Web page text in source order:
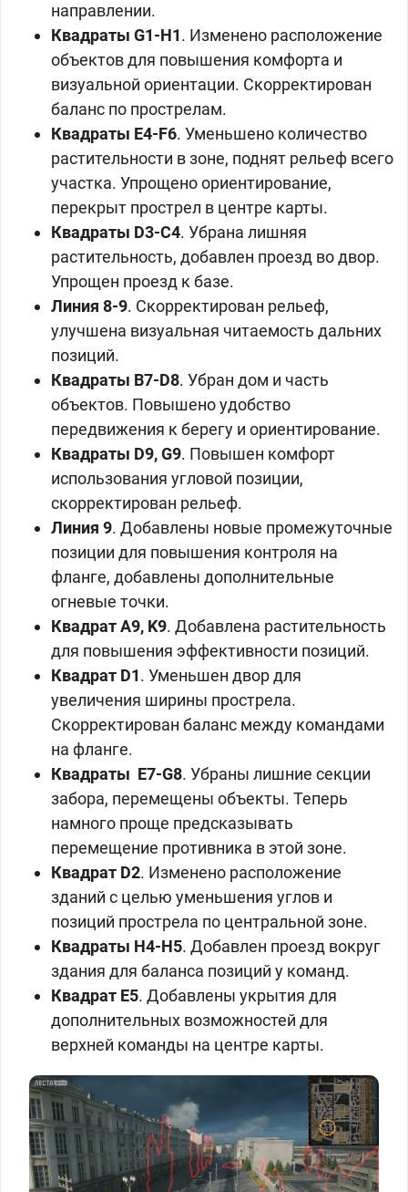
направлении.
Квадраты G1-H1. Изменено расположение
объектов для повышения комфорта и
визуальной ориентации. Скорректирован
баланс по прострелам.
Квадраты Е4-F6. Уменьшено количество
растительности в зоне, поднят рельеф всего
участка. Упрощено ориентирование,
перекрыт прострел в центре карты.
Квадраты D3-C4. Убрана лишняя
растительность, добавлен проезд во двор.
Упрощен проезд к базе.
Линия 8-9. Скорректирован рельеф,
улучшена визуальная читаемость дальних
позиций.
Квадраты B7-D8. Убран дом и часть
объектов. Повышено удобство
передвижения к берегу и ориентирование.
Квадраты D9, G9. Повышен комфорт
использования угловой позиции,
скорректирован рельеф.
Линия 9. Добавлены новые промежуточные
позиции для повышения контроля на
фланге, добавлены дополнительные
огневые точки.
Квадрат A9, K9. Добавлена растительность
для повышения эффективности позиций.
Квадрат D1. Уменьшен двор для
увеличения ширины прострела.
Скорректирован баланс между командами
на фланге.
Квадраты E7-G8. Убраны лишние секции
забора, перемещены объекты. Теперь
намного проще предсказывать
перемещение противника в этой зоне.
Квадрат D2. Изменено расположение
зданий с целью уменьшения углов и
позиций прострела по центральной зоне.
Квадраты H4-H5. Добавлен проезд вокруг
здания для баланса позиций у команд.
Квадрат E5. Добавлены укрытия для
дополнительных возможностей для
верхней команды на центре карты.